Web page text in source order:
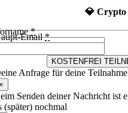
💎 Crypto
*
Email*
KOSTENFREI
Anfrage für deine
Senden deiner Nachricht ist
(später) nochmal